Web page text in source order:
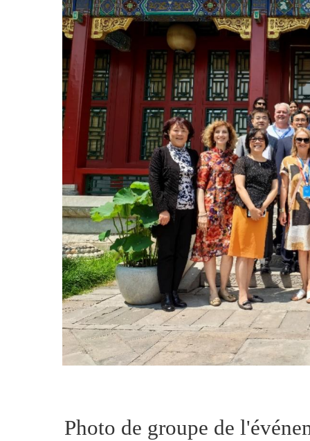
Photo de groupe de